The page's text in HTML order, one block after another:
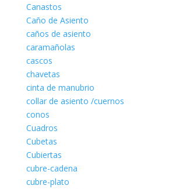
Canastos
Caño de Asiento
caños de asiento
caramañolas
cascos
chavetas
cinta de manubrio
collar de asiento /cuernos
conos
Cuadros
Cubetas
Cubiertas
cubre-cadena
cubre-plato